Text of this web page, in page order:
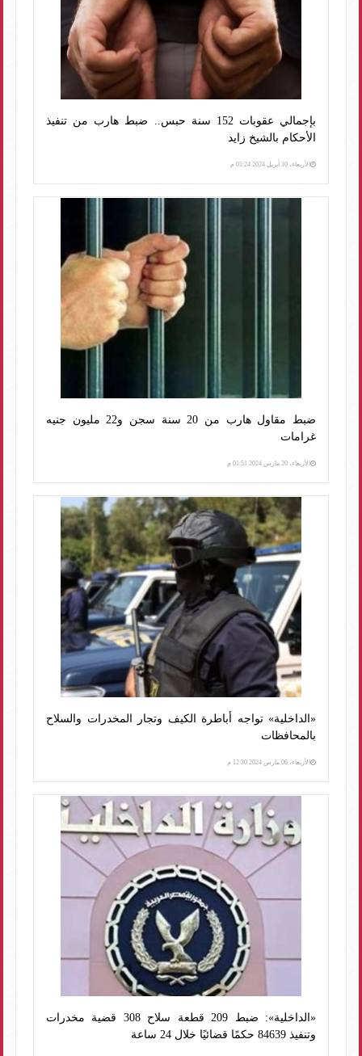
بإجمالي عقوبات 152 سنة حبس.. ضبط هارب من تنفيذ
الأحكام بالشيخ زايد
الأربعاء، 10 أبريل 2024 01:24 م
ضبط مقاول هارب من 20 سنة سجن و22 مليون جنيه
غرامات
الأربعاء، 20 مارس 2024 01:51 م
«الداخلية» تواجه أباطرة الكيف وتجار المخدرات والسلاح
بالمحافظات
الأربعاء، 06 مارس 2024 12:30 م
«الداخلية»: ضبط 209 قطعة سلاح 308 قضية مخدرات
وتنفيذ 84639 حكمًا قضائيًا خلال 24 ساعة